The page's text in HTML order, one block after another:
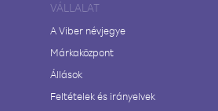
VÁLLALAT
A Viber névjegye
Márkaközpont
Állások
Feltételek és irányelvek